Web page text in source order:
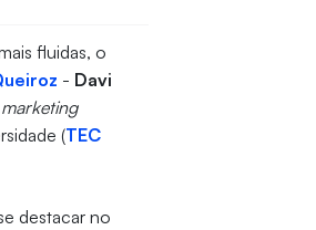
fluidas, o
- Davi
(TEC
destacar no